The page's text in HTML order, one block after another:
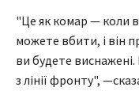
"Це як комар — коли
можете вбити, і він
ви будете
з лінії фронту",